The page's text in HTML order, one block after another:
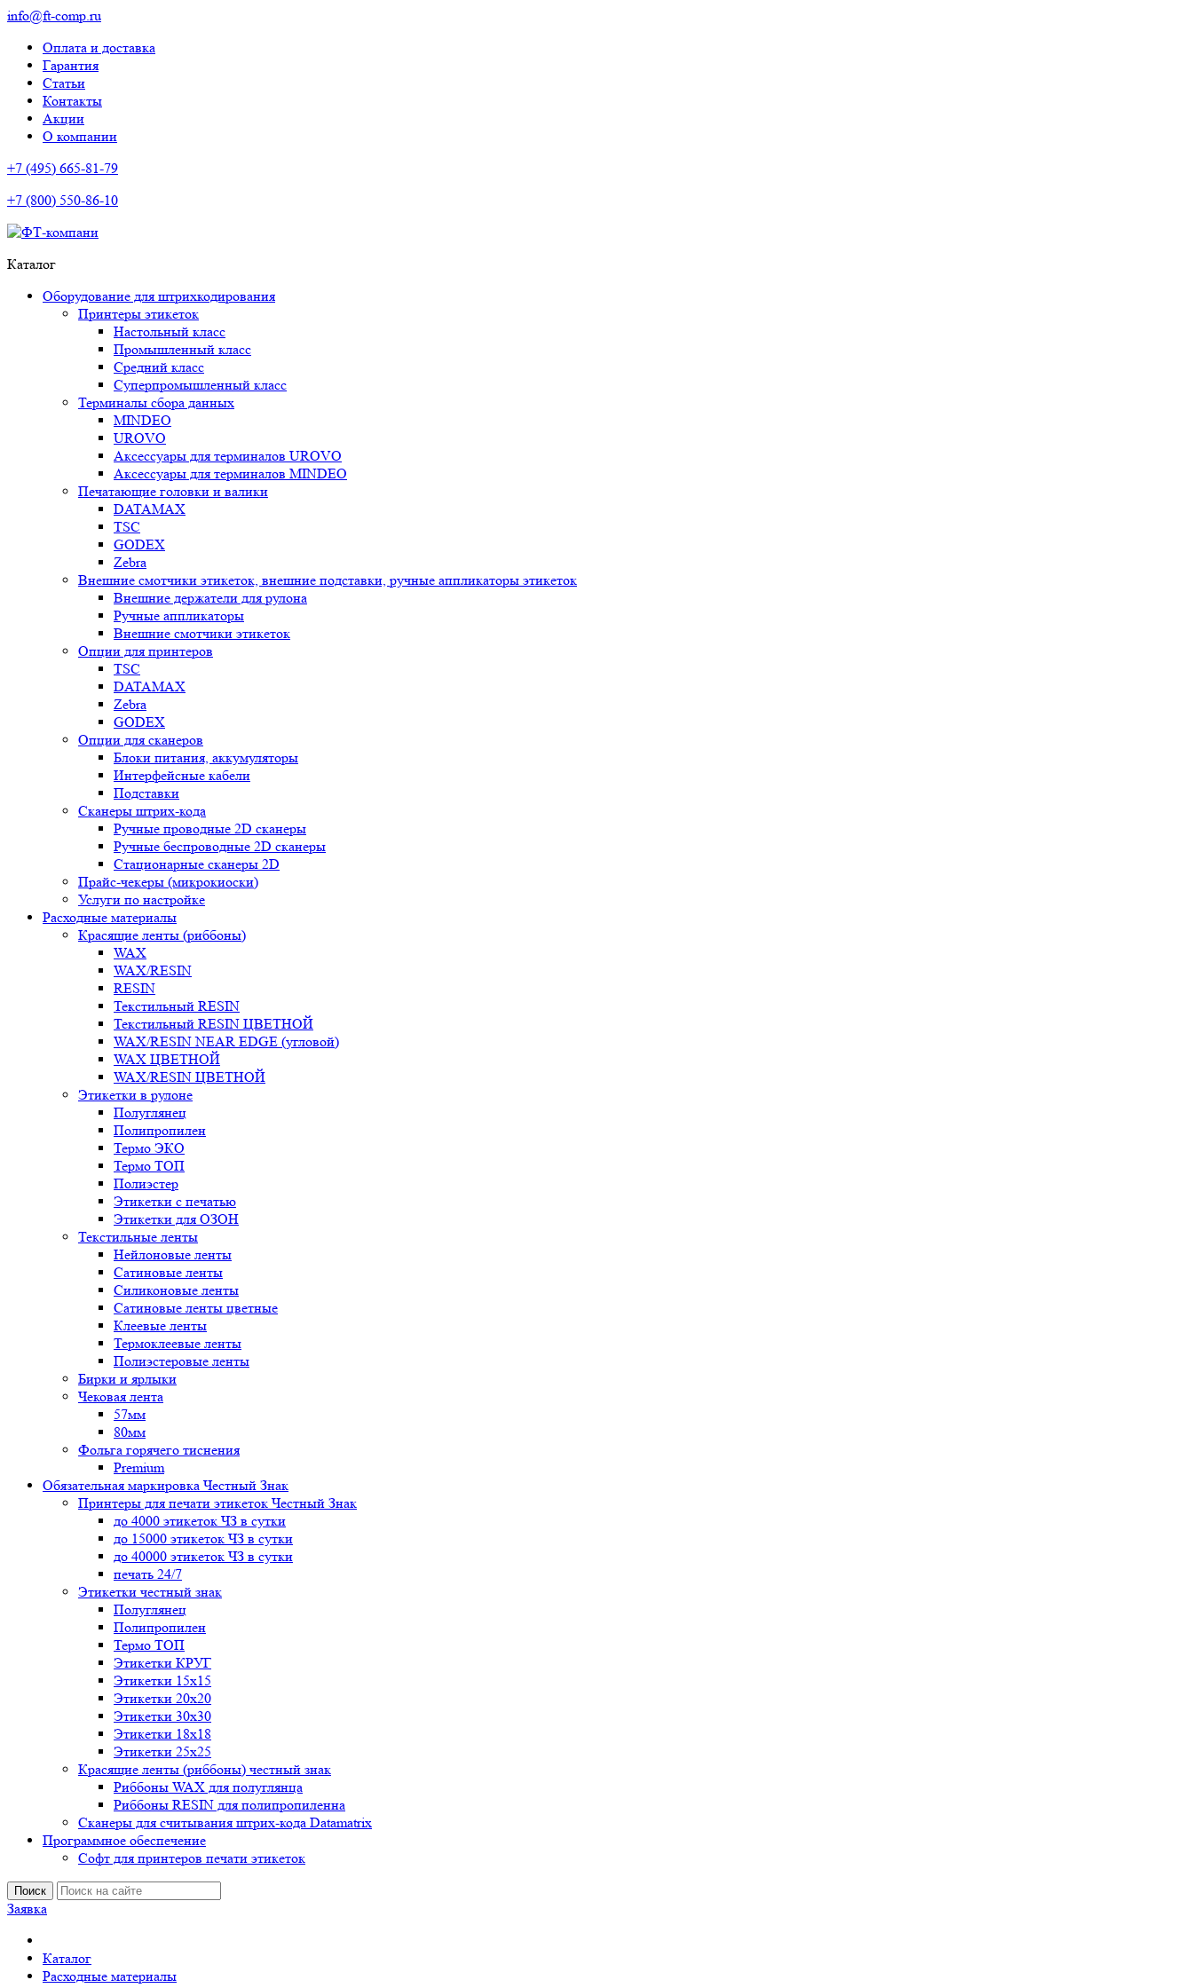
info@ft-comp.ru
Оплата и доставка
Гарантия
Статьи
Контакты
Акции
О компании
+7 (495) 665-81-79
+7 (800) 550-86-10
Каталог
Оборудование для штрихкодирования
Принтеры этикеток
Настольный класс
Промышленный класс
Средний класс
Суперпромышленный класс
Терминалы сбора данных
MINDEO
UROVO
Аксессуары для терминалов UROVO
Аксессуары для терминалов MINDEO
Печатающие головки и валики
DATAMAX
TSC
GODEX
Zebra
Внешние смотчики этикеток, внешние подставки, ручные аппликаторы этикеток
Внешние держатели для рулона
Ручные аппликаторы
Внешние смотчики этикеток
Опции для принтеров
TSC
DATAMAX
Zebra
GODEX
Опции для сканеров
Блоки питания, аккумуляторы
Интерфейсные кабели
Подставки
Сканеры штрих-кода
Ручные проводные 2D сканеры
Ручные беспроводные 2D сканеры
Стационарные сканеры 2D
Прайс-чекеры (микрокиоски)
Услуги по настройке
Расходные материалы
Красящие ленты (риббоны)
WAX
WAX/RESIN
RESIN
Текстильный RESIN
Текстильный RESIN ЦВЕТНОЙ
WAX/RESIN NEAR EDGE (угловой)
WAX ЦВЕТНОЙ
WAX/RESIN ЦВЕТНОЙ
Этикетки в рулоне
Полуглянец
Полипропилен
Термо ЭКО
Термо ТОП
Полиэстер
Этикетки с печатью
Этикетки для ОЗОН
Текстильные ленты
Нейлоновые ленты
Сатиновые ленты
Силиконовые ленты
Сатиновые ленты цветные
Клеевые ленты
Термоклеевые ленты
Полиэстеровые ленты
Бирки и ярлыки
Чековая лента
57мм
80мм
Фольга горячего тиснения
Premium
Обязательная маркировка Честный Знак
Принтеры для печати этикеток Честный Знак
до 4000 этикеток ЧЗ в сутки
до 15000 этикеток ЧЗ в сутки
до 40000 этикеток ЧЗ в сутки
печать 24/7
Этикетки честный знак
Полуглянец
Полипропилен
Термо ТОП
Этикетки КРУГ
Этикетки 15х15
Этикетки 20х20
Этикетки 30х30
Этикетки 18х18
Этикетки 25х25
Красящие ленты (риббоны) честный знак
Риббоны WAX для полуглянца
Риббоны RESIN для полипропиленна
Сканеры для считывания штрих-кода Datamatrix
Программное обеспечение
Софт для принтеров печати этикеток
Поиск
Заявка
Каталог
Расходные материалы